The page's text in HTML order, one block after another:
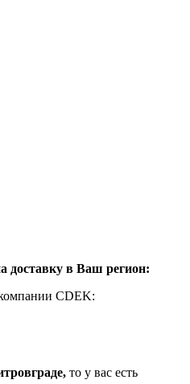
доставку в Ваш регион:
CDEK:
то у вас есть